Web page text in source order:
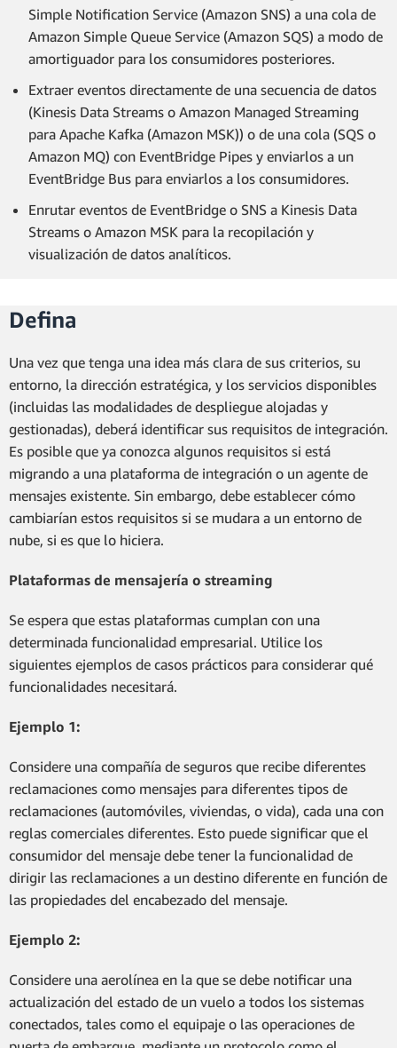
Simple Notification Service (Amazon SNS) a una cola de
Amazon Simple Queue Service (Amazon SQS) a modo de
amortiguador para los consumidores posteriores.
Extraer eventos directamente de una secuencia de datos
(Kinesis Data Streams o Amazon Managed Streaming
para Apache Kafka (Amazon MSK)) o de una cola (SQS o
Amazon MQ) con EventBridge Pipes y enviarlos a un
EventBridge Bus para enviarlos a los consumidores.
Enrutar eventos de EventBridge o SNS a Kinesis Data
Streams o Amazon MSK para la recopilación y
visualización de datos analíticos.
Defina
Una vez que tenga una idea más clara de sus criterios, su
entorno, la dirección estratégica, y los servicios disponibles
(incluidas las modalidades de despliegue alojadas y
gestionadas), deberá identificar sus requisitos de integración.
Es posible que ya conozca algunos requisitos si está
migrando a una plataforma de integración o un agente de
mensajes existente. Sin embargo, debe establecer cómo
cambiarían estos requisitos si se mudara a un entorno de
nube, si es que lo hiciera.
Plataformas de mensajería o streaming
Se espera que estas plataformas cumplan con una
determinada funcionalidad empresarial. Utilice los
siguientes ejemplos de casos prácticos para considerar qué
funcionalidades necesitará.
Ejemplo 1:
Considere una compañía de seguros que recibe diferentes
reclamaciones como mensajes para diferentes tipos de
reclamaciones (automóviles, viviendas, o vida), cada una con
reglas comerciales diferentes. Esto puede significar que el
consumidor del mensaje debe tener la funcionalidad de
dirigir las reclamaciones a un destino diferente en función de
las propiedades del encabezado del mensaje.
Ejemplo 2:
Considere una aerolínea en la que se debe notificar una
actualización del estado de un vuelo a todos los sistemas
conectados, tales como el equipaje o las operaciones de